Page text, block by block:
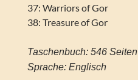
37: Warriors of Gor
38: Treasure of Gor
Taschenbuch: 546 Seiten
Sprache: Englisch